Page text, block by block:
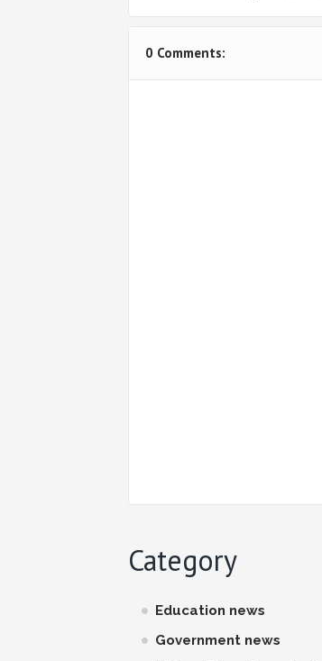
0 Comments:
Category
Education news
Government news